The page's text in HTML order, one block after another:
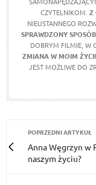
CZYTELNIKOM. Z
NIEUSTANNEGO
SPRAWDZONY
DOBRYM FILMIE, W
ZMIANA W MOIM
JEST MOŻLIWE DO
POPRZEDNI ARTYKUŁ
Anna Węgrzyn w
naszym życiu?